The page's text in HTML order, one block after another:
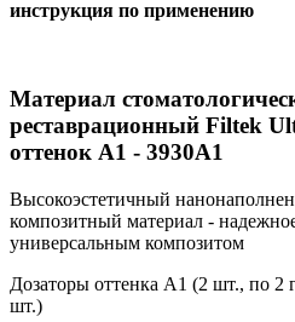
инструкция по применению
Материал
реставрационный Filtek
оттенок А1 - 3930A1
Высокоэстетичный
композитный материал -
универсальным композитом
Дозаторы оттенка А1 (2 шт., по 2
шт.)